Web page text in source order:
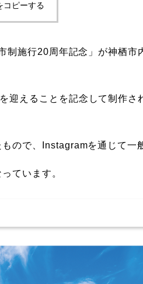
コピーする
制施行20周年記念」が神栖市
迎えることを記念して制作さ
ので、Instagramを通じて一
ています。